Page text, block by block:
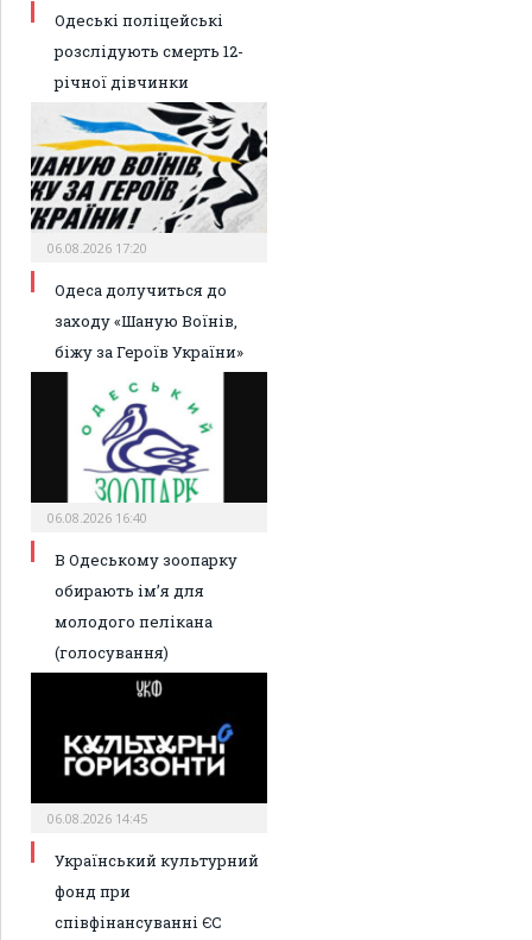
Одеські поліцейські
розслідують смерть 12-
річної дівчинки
06.08.2026 17:20
Одеса долучиться до
заходу «Шаную Воїнів,
біжу за Героїв України»
06.08.2026 16:40
В Одеському зоопарку
обирають ім’я для
молодого пелікана
(голосування)
06.08.2026 14:45
Український культурний
фонд при
співфінансуванні ЄС